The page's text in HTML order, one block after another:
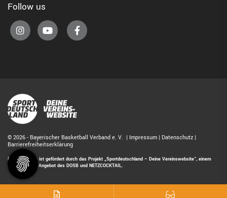
Follow us
© 2026 - Bayerischer Basketball Verband e. V. | Impressum | Datenschutz |
Barrierefreiheitserklärung
Diese Website ist gefördert durch das Projekt „Sportdeutschland – Deine Vereinswebsite”, einem
gemeinsamen Angebot des DOSB und NETZCOCKTAIL.